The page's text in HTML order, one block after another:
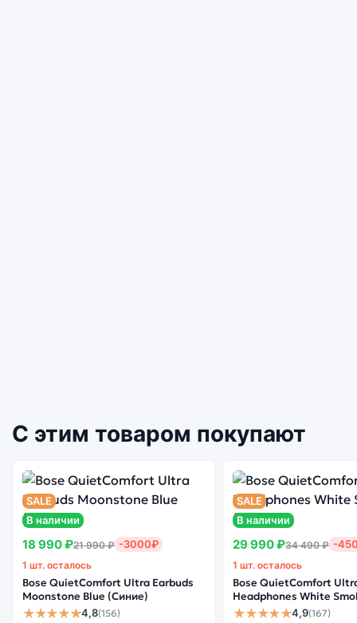
С этим товаром покупают
SALE
В наличии
18 990 ₽21 990 ₽ -3000₽
1 шт. осталось
Bose QuietComfort Ultra Earbuds
Moonstone Blue (Синие)
★★★★★4,8(156)
SALE
В наличии
29 990 ₽34 490 ₽ -
1 шт. осталось
Bose QuietComfort
Headphones White
★★★★★4,9(167)